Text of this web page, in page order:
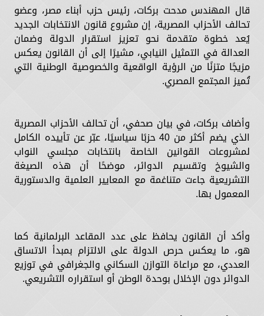
قال المهندس مدحت بركات، رئيس حزب أبناء مصر، وعضو
تحالف الأحزاب المصرية، إن مشروع قانون الانتخابات الجديد
يُعد خطوة متقدمة نحو تعزيز استقرار الدولة وضمان
العدالة في التمثيل النيابي، مشيرًا إلى أن القانون يعكس
مزيجًا متزنًا من الرؤية الواقعية والخصوصية الوطنية التي
تُميز المجتمع المصري.
وأضاف بركات، في بيان صحفي، أن تحالف الأحزاب المصرية
الذي يضم أكثر من 40 حزبًا سياسيًا، عبّر عن تأييده الكامل
لمشروعات القوانين الخاصة بانتخابات مجلسي النواب
والشيوخ وتقسيم الدوائر، موضحًا أن هذه الصيغة
التشريعية جاءت متناغمة مع المعايير العلمية والدستورية
المعمول بها.
وأكد أن القانون يحافظ على عدد المقاعد البرلمانية كما
هو، ما يعكس حرص الدولة على الالتزام بمبدأ الاتساق
العددي، مع مراعاة التوازن السكاني والجغرافي في توزيع
الدوائر دون الإخلال بوحدة الوطن أو استقراره التشريعي.